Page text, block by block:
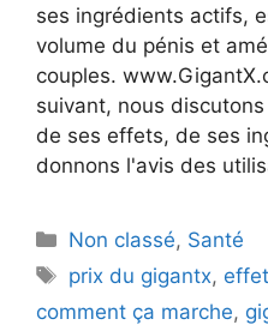
ses ingrédients actifs,
volume du pénis et
couples.
suivant, nous
de ses effets, de ses
donnons l'avis des
Catégories
Non classé, Santé
Mots-
clés
prix du gigantx,
comment ça marche,